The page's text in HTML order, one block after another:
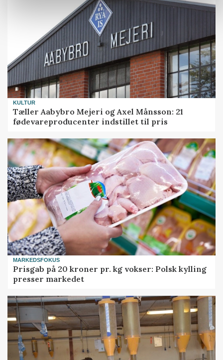
KULTUR
Tæller Aabybro Mejeri og Axel Månsson: 21
fødevareproducenter indstillet til pris
MARKEDSFOKUS
Prisgab på 20 kroner pr. kg vokser: Polsk kylling
presser markedet